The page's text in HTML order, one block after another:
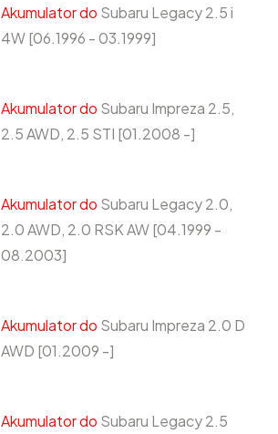
Akumulator do Subaru Legacy 2.5 i
4W [06.1996 - 03.1999]
Akumulator do Subaru Impreza 2.5,
2.5 AWD, 2.5 STI [01.2008 -]
Akumulator do Subaru Legacy 2.0,
2.0 AWD, 2.0 RSK AW [04.1999 -
08.2003]
Akumulator do Subaru Impreza 2.0 D
AWD [01.2009 -]
Akumulator do Subaru Legacy 2.5